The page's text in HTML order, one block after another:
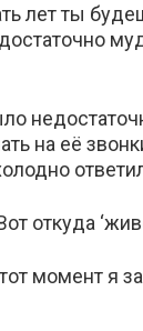
лет ты
на её
откуда
момент я